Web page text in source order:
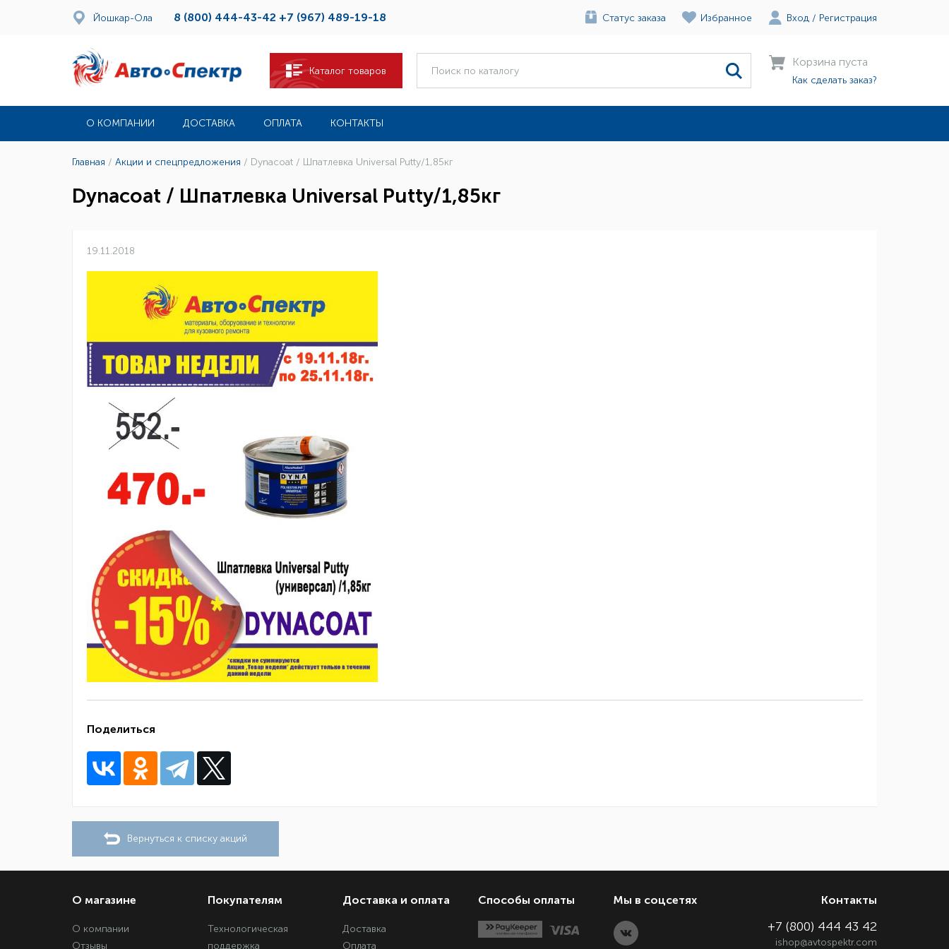
Йошкар-Ола 8 (800) 444-43-42 +7 (967) 489-19-18 Статус заказа Избранное Вход / Регистрация
Каталог товаров
Корзина пуста
Как сделать заказ?
О КОМПАНИИ ДОСТАВКА ОПЛАТА КОНТАКТЫ
Главная / Акции и спецпредложения / Dynacoat / Шпатлевка Universal Putty/1,85кг
Dynacoat / Шпатлевка Universal Putty/1,85кг
19.11.2018
Поделиться
Вернуться к списку акций
О магазине
О компании
Отзывы
Покупателям
Технологическая
поддержка
Доставка и оплата
Доставка
Оплата
Способы оплаты Мы в соцсетях Контакты
+7 (800) 444 43 42
ishop@avtospektr.com